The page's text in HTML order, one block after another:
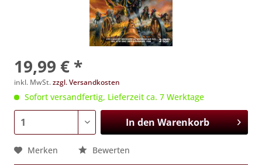
19,99 € *
inkl. MwSt.zzgl. Versandkosten
Sofort versandfertig, Lieferzeit ca. 7 Werktage
In denWarenkorb
Merken Bewerten